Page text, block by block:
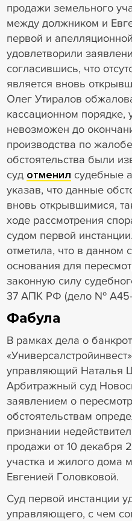
продажи земельного
между должником и
первой и
удовлетворили
согласившись, что
является вновь
Олег Утиралов
кассационном порядке,
невозможен до
производства по
обстоятельства были
суд отменил судебные
указав, что данные
вновь открывшимися,
ходе рассмотрения
судом первой
отметила, что в данном
основания для
законную силу
37 АПК РФ (дело № А45-
Фабула
В рамках дела о
управляющий Наталья
Арбитражный суд
заявлением о
обстоятельствам
признании
продажи от 10 декабря
участка и жилого дома
Евгенией Головковой.
Суд первой инстанции
управляющего, с чем